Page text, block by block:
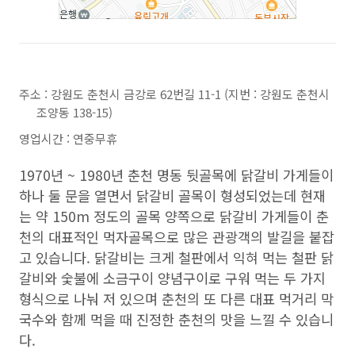
주소 : 강원도 춘천시 금강로 62번길 11-1 (지번 : 강원도 춘천시
조양동 138-15)
영업시간 : 연중무휴
1970년 ~ 1980년 춘천 명동 뒷골목에 닭갈비 가게들이
하나 둘 문을 열면서 닭갈비 골목이 형성되었는데 현재
는 약 150m 정도의 골목 양쪽으로 닭갈비 가게들이 춘
천의 대표적인 먹자골목으로 많은 관광객의 발길을 붙잡
고 있습니다. 닭갈비는 크게 철판에서 익혀 먹는 철판 닭
갈비와 숯불에 소금구이 양념구이로 구워 먹는 두 가지
형식으로 나눠 저 있으며 춘천의 또 다른 대표 먹거리 막
국수와 함께 먹을 때 진정한 춘천의 맛을 느낄 수 있습니
다.